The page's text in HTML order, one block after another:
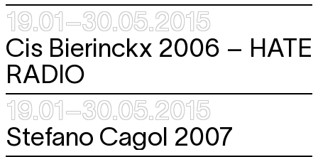
19.01–30.05.2015
Cis Bierinckx 2006 – HATE
RADIO
19.01–30.05.2015
Stefano Cagol 2007